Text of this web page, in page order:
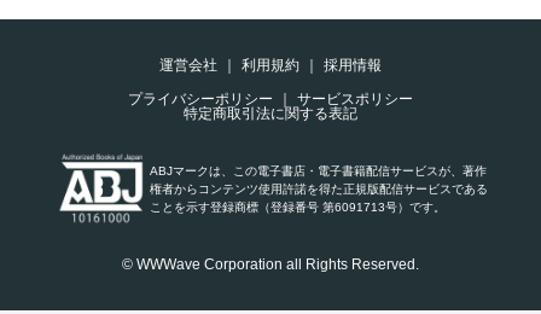
運営会社 利用規約
採用情報
プライバシーポリシー
サービスポリシー
特定商取引法に関する表記
ABJマークは、この電子書店・電子書籍配信サービスが、著作
権者からコンテンツ使用許諾を得た正規版配信サービスである
ことを示す登録商標（登録番号 第6091713号）です。
© WWWave Corporation all Rights Reserved.